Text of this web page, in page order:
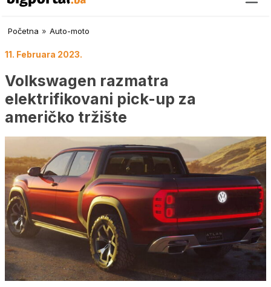
Početna » Auto-moto
11. Februara 2023.
Volkswagen razmatra
elektrifikovani pick-up za
američko tržište